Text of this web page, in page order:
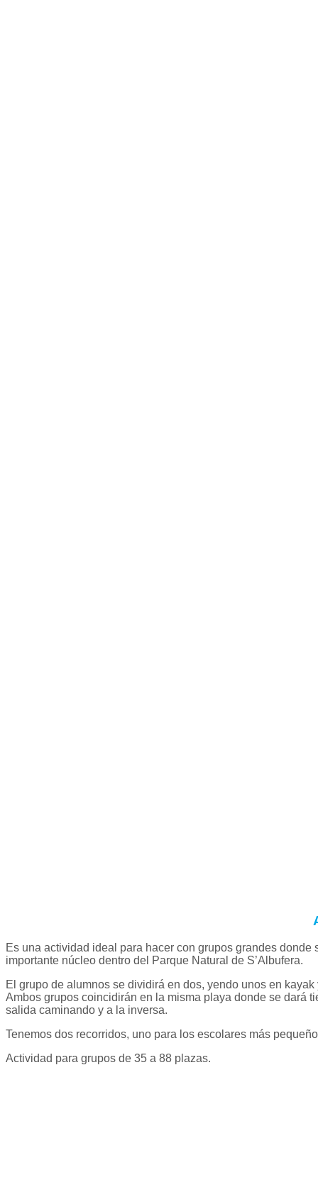
Es una actividad ideal para hacer con grupos grandes
importante núcleo dentro del Parque Natural de S’Albufera.
El grupo de alumnos se dividirá en dos, yendo unos en
Ambos grupos coincidirán en la misma playa donde se dará
salida caminando y a la inversa.
Tenemos dos recorridos, uno para los escolares más
Actividad para grupos de 35 a 88 plazas.